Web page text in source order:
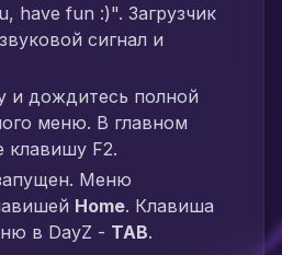
have fun :)". Загрузчик
сигнал и
и дождитесь полной
меню. В главном
F2.
Меню
Home. Клавиша
в DayZ - TAB.